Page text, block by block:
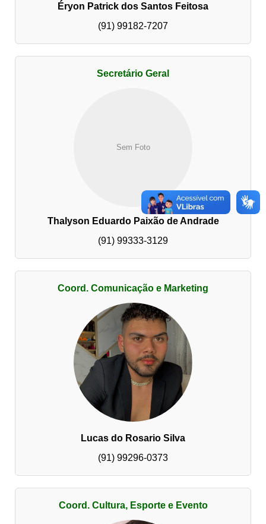
Éryon Patrick dos Santos Feitosa
(91) 99182-7207
Secretário Geral
Sem Foto
Thalyson Eduardo Paixão de Andrade
(91) 99333-3129
Coord. Comunicação e Marketing
Lucas do Rosario Silva
(91) 99296-0373
Coord. Cultura, Esporte e Evento